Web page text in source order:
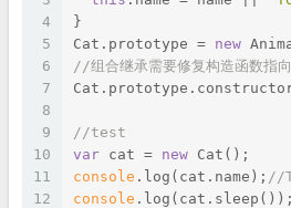
4
5
6
7
8
9
10
11
12
}
Cat.prototype = new
//组合继承需要修复构造函数指向
//test
var cat = new Cat();
console .log(cat.name); //
console .log(cat.sleep());